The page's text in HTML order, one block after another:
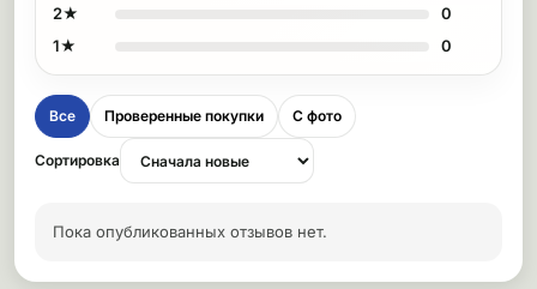
2★
0
1★
0
Все Проверенные покупки С фото
Сортировка
Пока опубликованных отзывов нет.